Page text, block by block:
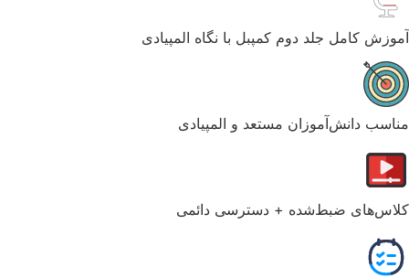
آموزش کامل جلد دوم کمپبل با نگاه المپیادی
مناسب دانش‌آموزان مستعد و المپیادی
کلاس‌های ضبط‌شده + دسترسی دائمی